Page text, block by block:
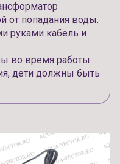
от попадания воды.
руками кабель и
во время работы
дети должны быть